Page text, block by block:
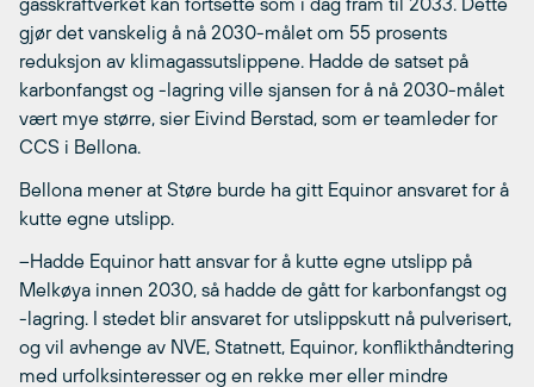
gjør det vanskelig å nå 2030-målet om 55 prosents
reduksjon av klimagassutslippene. Hadde de satset på
karbonfangst og -lagring ville sjansen for å nå 2030-målet
vært mye større, sier Eivind Berstad, som er teamleder for
CCS i Bellona.
Bellona mener at Støre burde ha gitt Equinor ansvaret for å
kutte egne utslipp.
–Hadde Equinor hatt ansvar for å kutte egne utslipp på
Melkøya innen 2030, så hadde de gått for karbonfangst og
-lagring. I stedet blir ansvaret for utslippskutt nå pulverisert,
og vil avhenge av NVE, Statnett, Equinor, konflikthåndtering
med urfolksinteresser og en rekke mer eller mindre